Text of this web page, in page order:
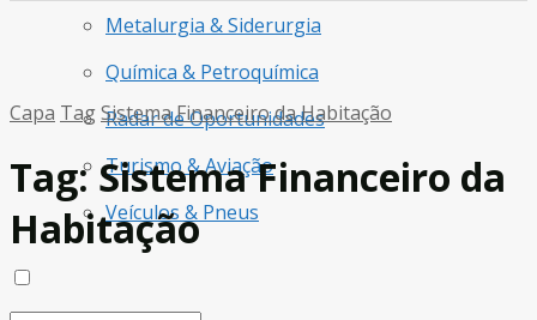
Metalurgia & Siderurgia
Química & Petroquímica
Radar de Oportunidades
Turismo & Aviação
Veículos & Pneus
Capa TagSistema Financeiro da Habitação
Tag:Sistema Financeiro da
Habitação